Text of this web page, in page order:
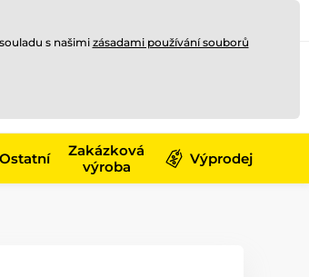
Ostatní
Zakázková
výroba
Výprodej
s našimi zásadami používání souborů